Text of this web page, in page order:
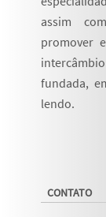
assim
promover
fundada,
lendo.
CONTATO